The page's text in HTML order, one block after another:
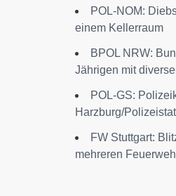
POL-NOM:
einem Kellerraum
BPOL NRW:
Jährigen mit
POL-GS:
Harzburg/
FW Stuttgart:
mehreren